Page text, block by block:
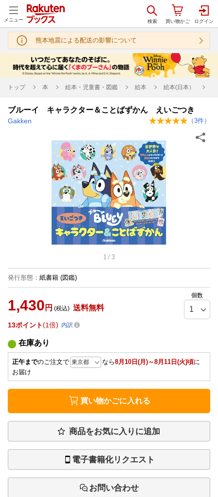
メニュー
熊本地震による配送の影響について
トップ 本 絵本・児童書・図鑑 絵本 絵本(日本）
ブルーイ キャラクター＆ことばずかん えいごつき
Gakken （3件）
1 / 3
発行形態 ： 紙書籍 (図鑑)
1,430 円 (税込) 送料無料
個数
13ポイント 1倍 内訳
在庫あり
正午までのご注文で なら8月10日(月)～8月11日(火)頃に
お届け
買い物かごに入れる
商品をお気に入りに追加
電子書籍化リクエスト
お問い合わせ